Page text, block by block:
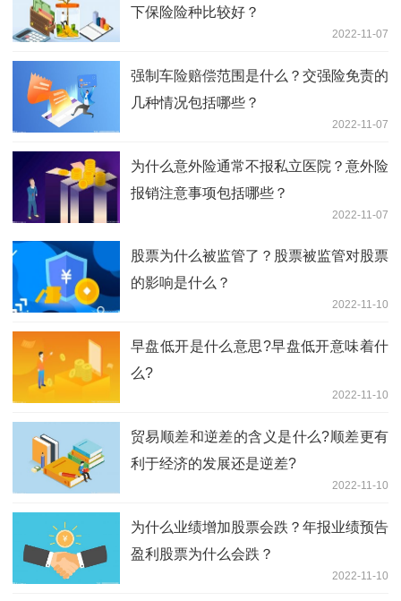
下保险险种比较好？
2022-11-07
强制车险赔偿范围是什么？交强险免责的
几种情况包括哪些？
2022-11-07
为什么意外险通常不报私立医院？意外险
报销注意事项包括哪些？
2022-11-07
股票为什么被监管了？股票被监管对股票
的影响是什么？
2022-11-10
早盘低开是什么意思?早盘低开意味着什
么?
2022-11-10
贸易顺差和逆差的含义是什么?顺差更有
利于经济的发展还是逆差?
2022-11-10
为什么业绩增加股票会跌？年报业绩预告
盈利股票为什么会跌？
2022-11-10